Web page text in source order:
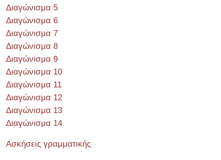
Διαγώνισμα 5
Διαγώνισμα 6
Διαγώνισμα 7
Διαγώνισμα 8
Διαγώνισμα 9
Διαγώνισμα 10
Διαγώνισμα 11
Διαγώνισμα 12
Διαγώνισμα 13
Διαγώνισμα 14
Ασκήσεις γραμματικής